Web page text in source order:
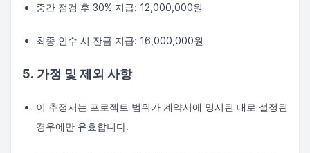
중간 점검 후 30% 지급: 12,000,000원
최종 인수 시 잔금 지급: 16,000,000원
5. 가정 및 제외 사항
이 추정서는 프로젝트 범위가 계약서에 명시된 대로 설정된
경우에만 유효합니다.